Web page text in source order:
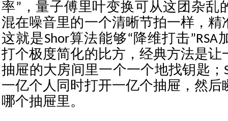
率”，量子傅里叶变换可从这团杂乱
混在噪音里的一个清晰节拍一样，精
这就是Shor算法能够“降维打击
打个极度简化的比方，经典方法是让
抽屉的大房间里一个一个地找钥匙；
一亿个人同时打开一亿个抽屉，然后
哪个抽屉里。